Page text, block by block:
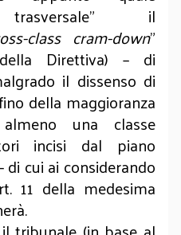
trasversale” il
class cram-down”
Direttiva) – di
il dissenso di
della maggioranza
una classe
incisi dal piano
di cui ai considerando
11 della medesima